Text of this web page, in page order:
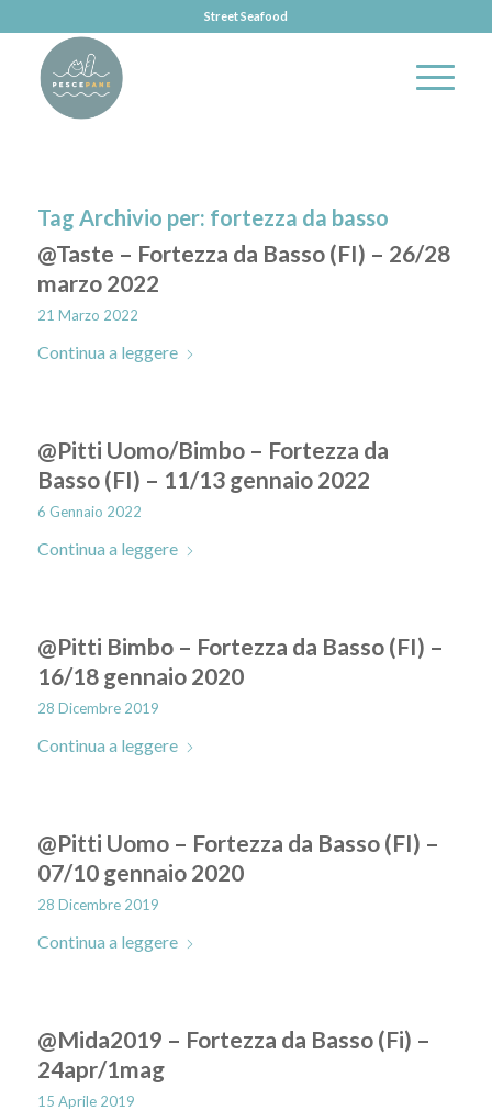
Street Seafood
Tag Archivio per: fortezza da basso
@Taste – Fortezza da Basso (FI) – 26/28
marzo 2022
21 Marzo 2022
Continua a leggere
@Pitti Uomo/Bimbo – Fortezza da
Basso (FI) – 11/13 gennaio 2022
6 Gennaio 2022
Continua a leggere
@Pitti Bimbo – Fortezza da Basso (FI) –
16/18 gennaio 2020
28 Dicembre 2019
Continua a leggere
@Pitti Uomo – Fortezza da Basso (FI) –
07/10 gennaio 2020
28 Dicembre 2019
Continua a leggere
@Mida2019 – Fortezza da Basso (Fi) –
24apr/1mag
15 Aprile 2019